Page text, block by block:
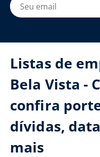
Listas de
Bela Vista -
confira
dívidas,
mais